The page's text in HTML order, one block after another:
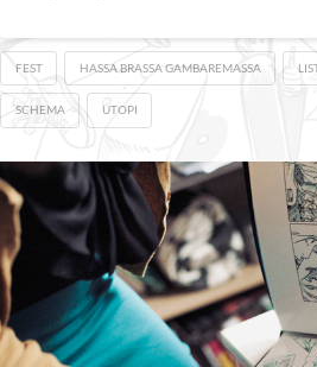
FEST HASSA BRASSA GAMBAREMASSA
SCHEMA UTOPI